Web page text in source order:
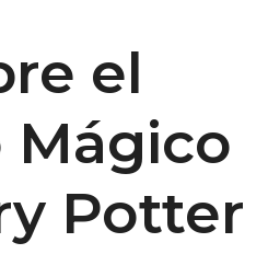
el
Mágico
Potter